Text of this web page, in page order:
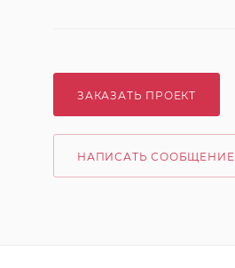
ЗАКАЗАТЬ ПРОЕКТ
НАПИСАТЬ СООБЩЕНИЕ